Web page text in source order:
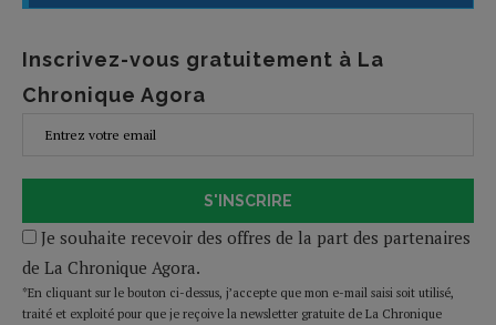
Inscrivez-vous gratuitement à La
Chronique Agora
S'INSCRIRE
Je souhaite recevoir des offres de la part des partenaires
de La Chronique Agora.
*En cliquant sur le bouton ci-dessus, j’accepte que mon e-mail saisi soit utilisé,
traité et exploité pour que je reçoive la newsletter gratuite de La Chronique